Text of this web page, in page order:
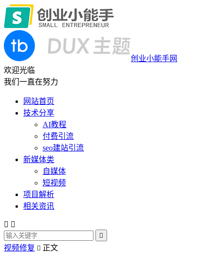
创业小能手网
欢迎光临
我们一直在努力
网站首页
技术分享
AI教程
付费引流
seo建站引流
新媒体类
自媒体
短视频
项目解析
相关资讯
 

视频修复  正文